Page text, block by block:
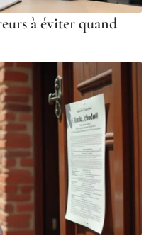
à éviter quand